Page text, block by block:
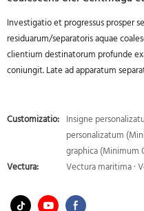
Investigatio et progressus prosper
residuarum/separatoris aquae
clientium destinatorum profunde
coniungit. Late ad apparatum
Customizatio: Insigne
personalizatum
graphica (Minimum
Vectura:
Vectura maritima ·